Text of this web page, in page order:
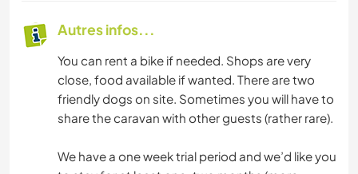
Autres infos...
You can rent a bike if needed. Shops are very
close, food available if wanted. There are two
friendly dogs on site. Sometimes you will have to
share the caravan with other guests (rather rare).
We have a one week trial period and we’d like you